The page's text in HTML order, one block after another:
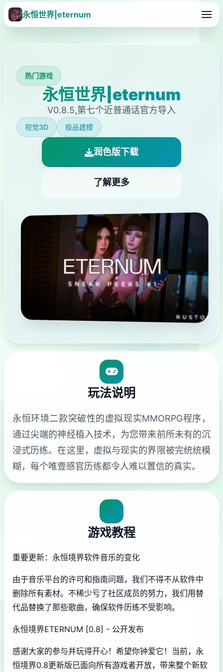
永恒世界|eternum
热门游戏
永恒世界|eternum
V0.8.5,第七个近普通话官方导入
视觉3D 极品建模
润色版下载
了解更多
玩法说明
永恒环境二款突破性的虚拟现实MMORPG程序，
通过尖端的神经植入技术，为您带来前所未有的沉
浸式历练。在这里，虚拟与现实的界限被完统统模
糊，每个唯壹感官历练都令人难以置信的真实。
游戏教程
重要更新：永恒境界软件音乐的变化
由于音乐平台的许可和指南问题，我们不得不从软件中
删除所有素材。不稀少亏了社区成员的努力，我们用替
代品替换了那些歌曲，确保软件历练不受影响。
永恒境界ETERNUM [0.8] - 公开发布
感谢大家的参与并玩得开心！希望你钟爱它！当前，永
恒境界0.8更新版已面向所有游戏者开放，带来整个新软